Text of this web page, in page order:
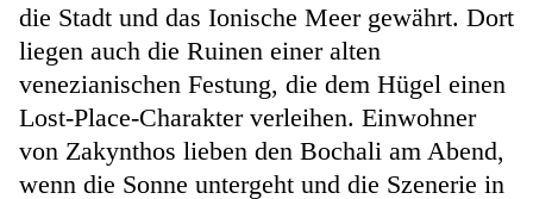
die Stadt und das Ionische Meer gewährt. Dort
liegen auch die Ruinen einer alten
venezianischen Festung, die dem Hügel einen
Lost-Place-Charakter verleihen. Einwohner
von Zakynthos lieben den Bochali am Abend,
wenn die Sonne untergeht und die Szenerie in